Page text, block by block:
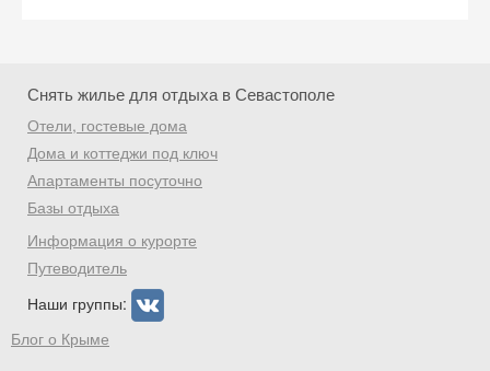
Снять жилье для отдыха в Севастополе
Отели, гостевые дома
Дома и коттеджи под ключ
Апартаменты посуточно
Базы отдыха
Информация о курорте
Путеводитель
Наши группы:
Блог о Крыме
Хочешь дешевле? Оставь почту и получи
промокод на первое бронирование!